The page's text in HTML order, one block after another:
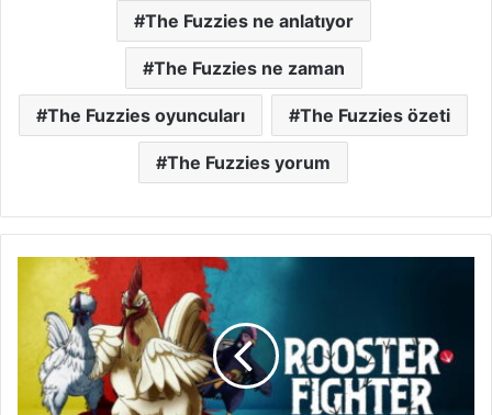
The Fuzzies ne anlatıyor
The Fuzzies ne zaman
The Fuzzies oyuncuları The Fuzzies özeti
The Fuzzies yorum
Rooster